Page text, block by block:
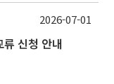
신청 안내
2026-07-01